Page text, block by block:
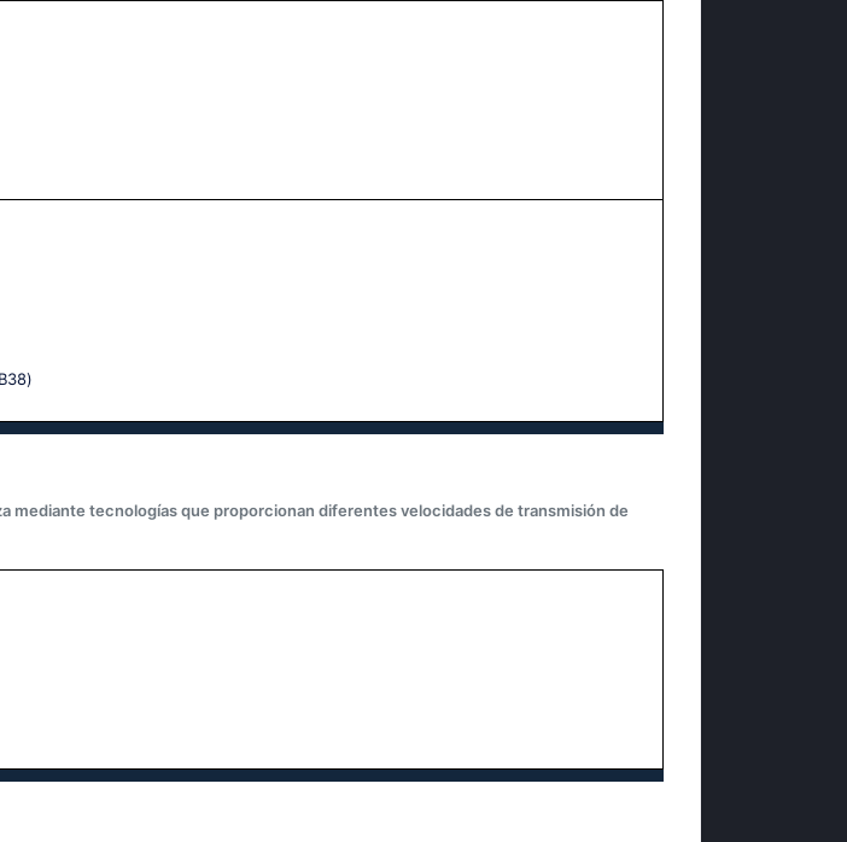
mediante tecnologías que proporcionan diferentes velocidades de transmisión de